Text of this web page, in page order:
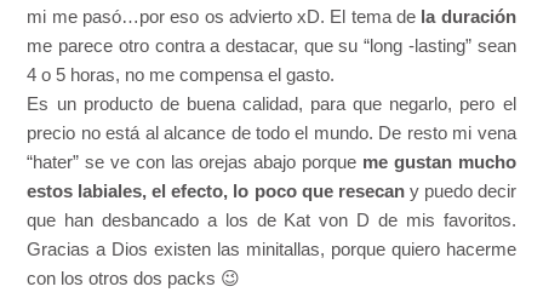
mi me pasó…por eso os advierto xD. El tema de la duración
me parece otro contra a destacar, que su “long -lasting” sean
4 o 5 horas, no me compensa el gasto.
Es un producto de buena calidad, para que negarlo, pero el
precio no está al alcance de todo el mundo. De resto mi vena
“hater” se ve con las orejas abajo porque me gustan mucho
estos labiales, el efecto, lo poco que resecany puedo decir
que han desbancado a los de Kat von D de mis favoritos.
Gracias a Dios existen las minitallas, porque quiero hacerme
con los otros dos packs 😉